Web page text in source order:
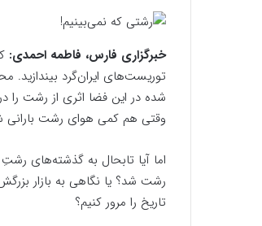
خبرگزاری فارس، فاطمه احمدی:
توریست‌های ایران‌گرد
شده در این فضا اثری از رشت را
وقتی هم کمی هوای رشت بارانی
اما آیا تابحال به گذشته‌های
رشت شد؟ یا نگاهی به بازار
تاریخ را مرور کنیم؟